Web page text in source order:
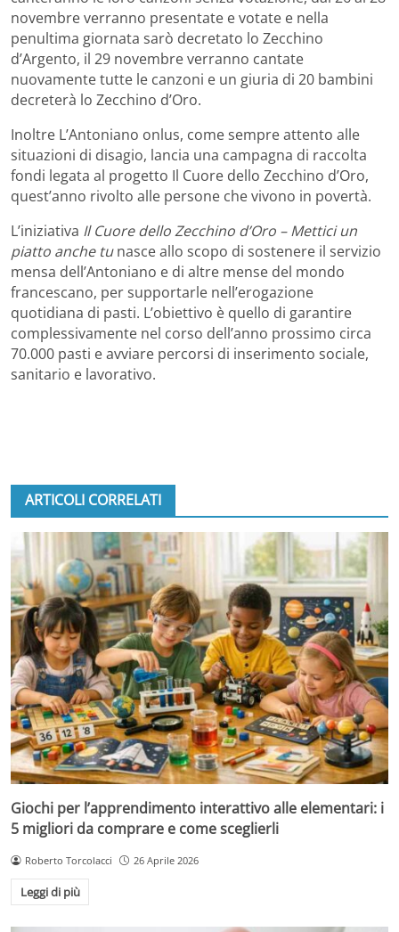
novembre verranno presentate e votate e nella
penultima giornata sarò decretato lo Zecchino
d’Argento, il 29 novembre verranno cantate
nuovamente tutte le canzoni e un giuria di 20 bambini
decreterà lo Zecchino d’Oro.
Inoltre L’Antoniano onlus, come sempre attento alle
situazioni di disagio, lancia una campagna di raccolta
fondi legata al progetto Il Cuore dello Zecchino d’Oro,
quest’anno rivolto alle persone che vivono in povertà.
L’iniziativa Il Cuore dello Zecchino d’Oro – Mettici un
piatto anche tunasce allo scopo di sostenere il servizio
mensa dell’Antoniano e di altre mense del mondo
francescano, per supportarle nell’erogazione
quotidiana di pasti. L’obiettivo è quello di garantire
complessivamente nel corso dell’anno prossimo circa
70.000 pasti e avviare percorsi di inserimento sociale,
sanitario e lavorativo.
ARTICOLI CORRELATI
Giochi per l’apprendimento interattivo alle elementari: i
5 migliori da comprare e come sceglierli
Roberto Torcolacci 26 Aprile 2026
Leggi di più